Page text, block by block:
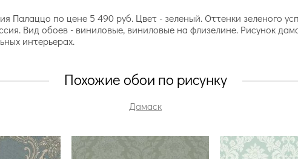
Палаццо по цене 5 490 руб. Цвет - зеленый. Оттенки зеленого
Вид обоев - виниловые, виниловые на флизелине. Рисунок
интерьерах.
Похожие обои по рисунку
Дамаск